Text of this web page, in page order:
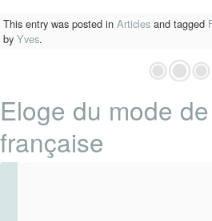
This entry was posted in Articles and tagged
by Yves.
Eloge du mode
française